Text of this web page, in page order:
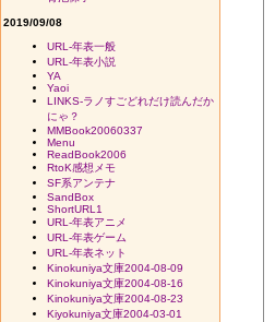
2019/09/08
URL-年表一般
URL-年表小説
YA
Yaoi
LINKS-ラノすごどれだけ読んだか
にゃ？
MMBook20060337
Menu
ReadBook2006
RtoK感想メモ
SF系アンテナ
SandBox
ShortURL1
URL-年表アニメ
URL-年表ゲーム
URL-年表ネット
Kinokuniya文庫2004-08-09
Kinokuniya文庫2004-08-16
Kinokuniya文庫2004-08-23
Kiyokuniya文庫2004-03-01